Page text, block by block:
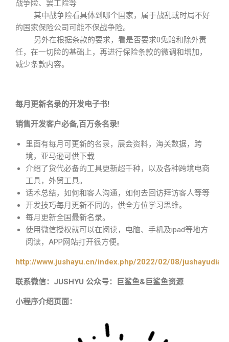
战争险、罢工险等
其中战争险看具体到哪个国家，属于战乱或时局不好
的国家保险公司可能不保战争险。
另外在根据条款的要求，看是否要求0免赔和除外责
任，在一切险的基础上，再进行保险条款的微调和增加，
减少条款内容。
每月更新名录的开发电子书!
销售开发客户必备,百万条名录!
里面有每月可更新的名录，展会资料，海关数据，跨
境，亚马逊可供下载
介绍了货代必备的工具更新超千种，以及各种跨境电商
工具，外贸工具。
话术总结，如何和客人沟通，如何去回访拜访客人等等
开发技巧每月更新不同的，供全方位学习思维。
每月更新全国最新名录。
使用微信授权就可以在阅读，电脑、手机及ipad等地方
阅读，APP网站打开很方便。
http://www.jushayu.cn/index.php/2022/02/08/
联系微信：JUSHYU 公众号：巨鲨鱼&巨鲨鱼资源
小程序介绍页面：